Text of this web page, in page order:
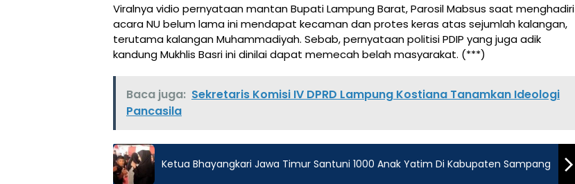
Viralnya vidio pernyataan mantan Bupati Lampung Barat, Parosil Mabsus saat menghadiri
acara NU belum lama ini mendapat kecaman dan protes keras atas sejumlah kalangan,
terutama kalangan Muhammadiyah. Sebab, pernyataan politisi PDIP yang juga adik
kandung Mukhlis Basri ini dinilai dapat memecah belah masyarakat. (***)
Baca juga: Sekretaris Komisi IV DPRD Lampung Kostiana Tanamkan Ideologi
Pancasila
Ketua Bhayangkari Jawa Timur Santuni 1000 Anak Yatim Di Kabupaten Sampang